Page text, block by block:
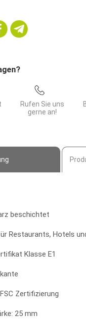
Rufen Sie uns
gerne an!
beschichtet
Restaurants, Hotels
Klasse E1
Zertifizierung
25 mm